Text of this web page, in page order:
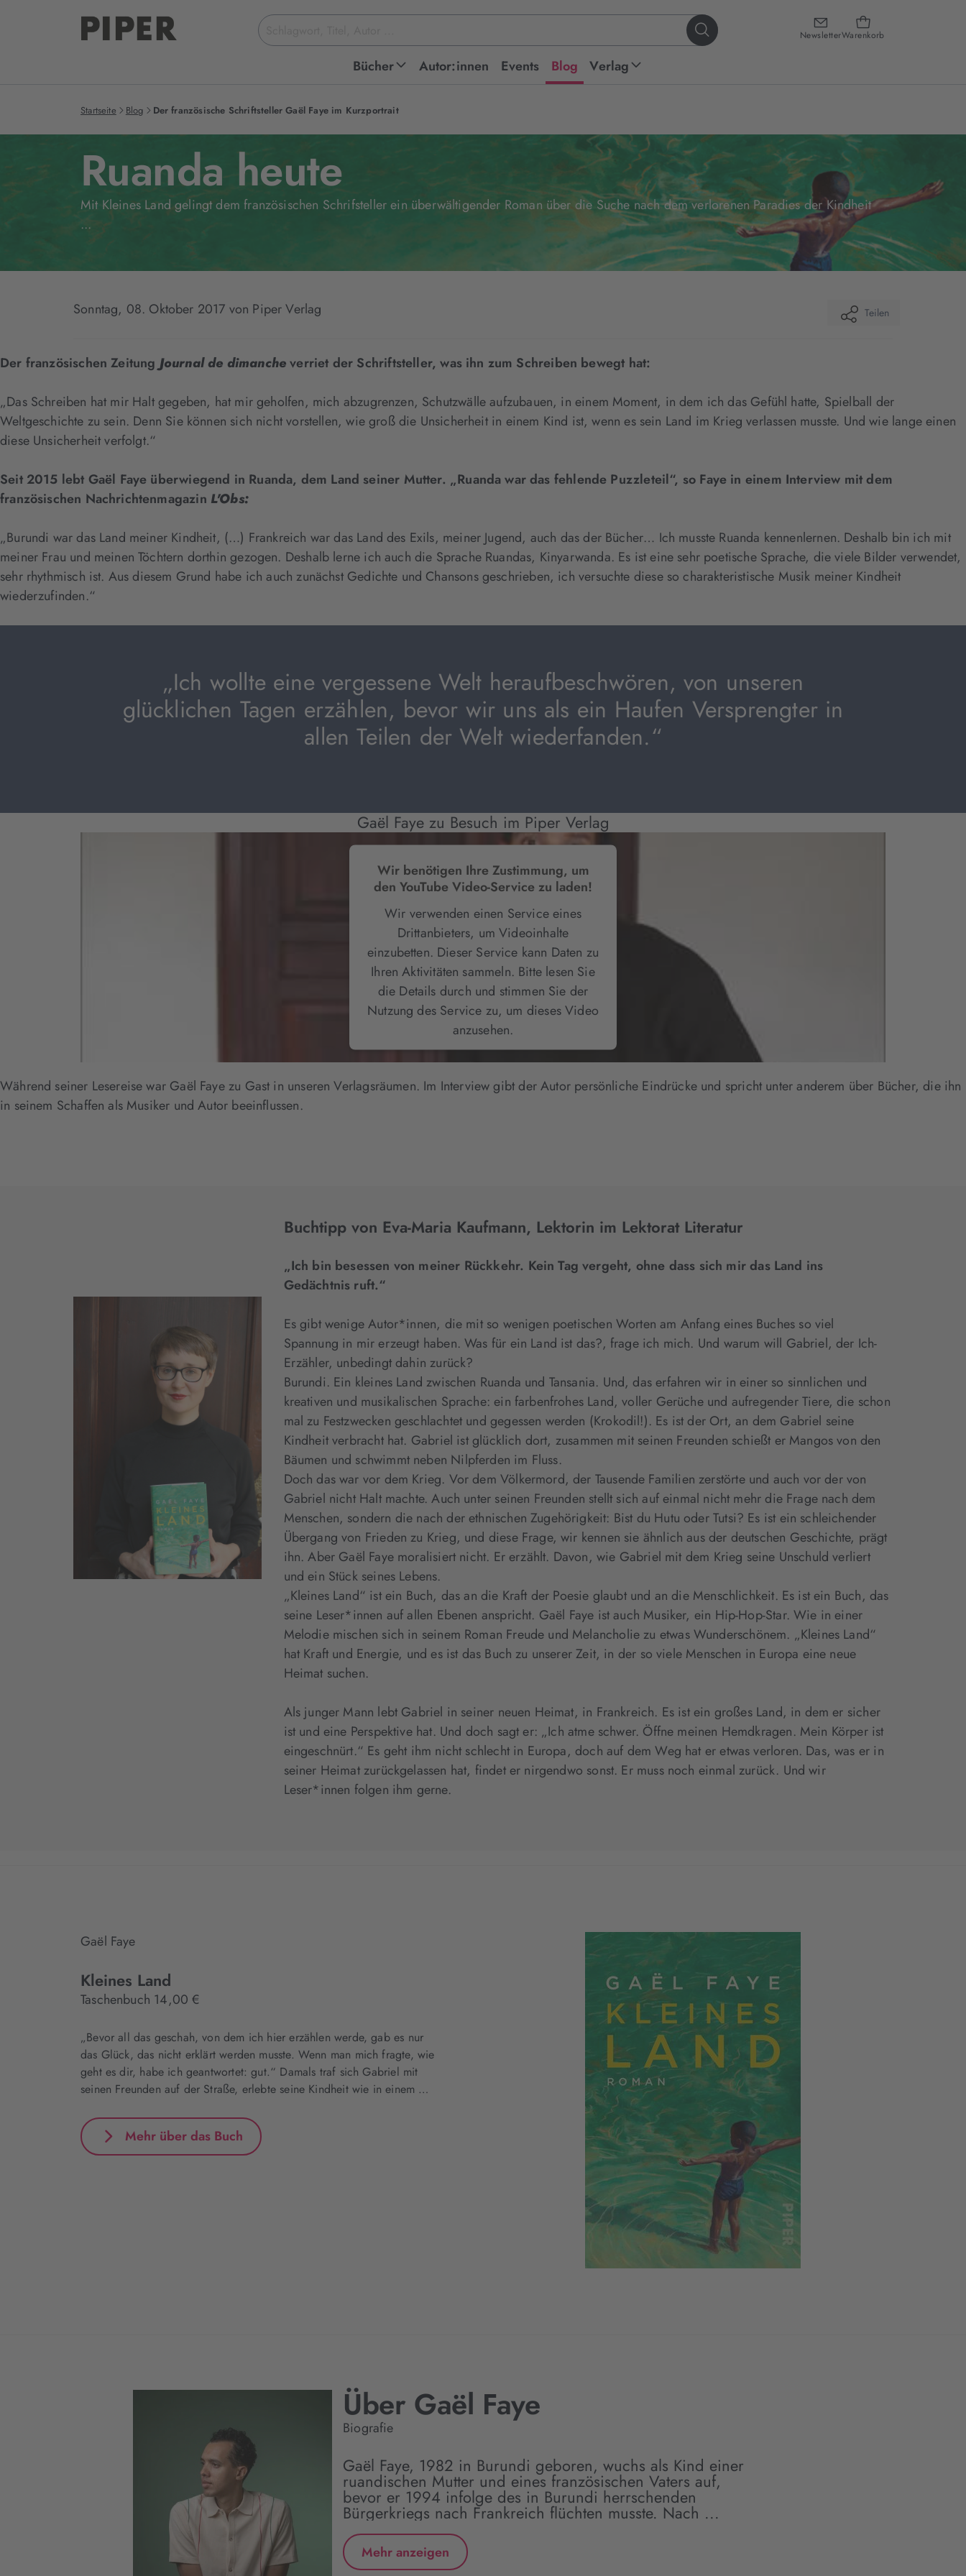
NewsletterWarenkorb
Suchbegriff
eingeben
Bücher Autor:innen Events Blog Verlag
Startseite Blog Der französische Schriftsteller Gaël Faye im Kurzportrait
Ruanda heute
Mit Kleines Land gelingt dem französischen Schrifsteller ein überwältigender Roman über die Suche nach dem verlorenen Paradies der Kindheit
...
Sonntag, 08. Oktober 2017 von Piper Verlag Teilen
Der französischen Zeitung Journal de dimancheverriet der Schriftsteller, was ihn zum Schreiben bewegt hat:
„Das Schreiben hat mir Halt gegeben, hat mir geholfen, mich abzugrenzen, Schutzwälle aufzubauen, in einem Moment, in dem ich das Gefühl hatte, Spielball der
Weltgeschichte zu sein. Denn Sie können sich nicht vorstellen, wie groß die Unsicherheit in einem Kind ist, wenn es sein Land im Krieg verlassen musste. Und wie lange einen
diese Unsicherheit verfolgt.“
Seit 2015 lebt Gaël Faye überwiegend in Ruanda, dem Land seiner Mutter. „Ruanda war das fehlende Puzzleteil“, so Faye in einem Interview mit dem
französischen Nachrichtenmagazin L'Obs:
„Burundi war das Land meiner Kindheit, (…) Frankreich war das Land des Exils, meiner Jugend, auch das der Bücher… Ich musste Ruanda kennenlernen. Deshalb bin ich mit
meiner Frau und meinen Töchtern dorthin gezogen. Deshalb lerne ich auch die Sprache Ruandas, Kinyarwanda. Es ist eine sehr poetische Sprache, die viele Bilder verwendet,
sehr rhythmisch ist. Aus diesem Grund habe ich auch zunächst Gedichte und Chansons geschrieben, ich versuchte diese so charakteristische Musik meiner Kindheit
wiederzufinden.“
„Ich wollte eine vergessene Welt heraufbeschwören, von unseren
glücklichen Tagen erzählen, bevor wir uns als ein Haufen Versprengter in
allen Teilen der Welt wiederfanden.“
Gaël Faye zu Besuch im Piper Verlag
Wir benötigen Ihre Zustimmung, um
den YouTube Video-Service zu laden!
Wir verwenden einen Service eines
Drittanbieters, um Videoinhalte
einzubetten. Dieser Service kann Daten zu
Ihren Aktivitäten sammeln. Bitte lesen Sie
die Details durch und stimmen Sie der
Nutzung des Service zu, um dieses Video
anzusehen.
Mehr Informationen
Während seiner Lesereise war Gaël Faye zu Gast in unseren Verlagsräumen. Im Interview gibt der Autor persönliche Eindrücke und spricht unter anderem über Bücher, die ihn
in seinem Schaffen als Musiker und Autor beeinflussen.
Buchtipp von Eva-Maria Kaufmann, Lektorin im Lektorat Literatur
„Ich bin besessen von meiner Rückkehr. Kein Tag vergeht, ohne dass sich mir das Land ins
Gedächtnis ruft.“
Es gibt wenige Autor*innen, die mit so wenigen poetischen Worten am Anfang eines Buches so viel
Spannung in mir erzeugt haben. Was für ein Land ist das?, frage ich mich. Und warum will Gabriel, der Ich-
Erzähler, unbedingt dahin zurück?
Burundi. Ein kleines Land zwischen Ruanda und Tansania. Und, das erfahren wir in einer so sinnlichen und
kreativen und musikalischen Sprache: ein farbenfrohes Land, voller Gerüche und aufregender Tiere, die schon
mal zu Festzwecken geschlachtet und gegessen werden (Krokodil!). Es ist der Ort, an dem Gabriel seine
Kindheit verbracht hat. Gabriel ist glücklich dort, zusammen mit seinen Freunden schießt er Mangos von den
Bäumen und schwimmt neben Nilpferden im Fluss.
Doch das war vor dem Krieg. Vor dem Völkermord, der Tausende Familien zerstörte und auch vor der von
Gabriel nicht Halt machte. Auch unter seinen Freunden stellt sich auf einmal nicht mehr die Frage nach dem
Menschen, sondern die nach der ethnischen Zugehörigkeit: Bist du Hutu oder Tutsi? Es ist ein schleichender
Übergang von Frieden zu Krieg, und diese Frage, wir kennen sie ähnlich aus der deutschen Geschichte, prägt
ihn. Aber Gaël Faye moralisiert nicht. Er erzählt. Davon, wie Gabriel mit dem Krieg seine Unschuld verliert
und ein Stück seines Lebens.
„Kleines Land“ ist ein Buch, das an die Kraft der Poesie glaubt und an die Menschlichkeit. Es ist ein Buch, das
seine Leser*innen auf allen Ebenen anspricht. Gaël Faye ist auch Musiker, ein Hip-Hop-Star. Wie in einer
Melodie mischen sich in seinem Roman Freude und Melancholie zu etwas Wunderschönem. „Kleines Land“
hat Kraft und Energie, und es ist das Buch zu unserer Zeit, in der so viele Menschen in Europa eine neue
Heimat suchen.
Als junger Mann lebt Gabriel in seiner neuen Heimat, in Frankreich. Es ist ein großes Land, in dem er sicher
ist und eine Perspektive hat. Und doch sagt er: „Ich atme schwer. Öffne meinen Hemdkragen. Mein Körper ist
eingeschnürt.“ Es geht ihm nicht schlecht in Europa, doch auf dem Weg hat er etwas verloren. Das, was er in
seiner Heimat zurückgelassen hat, findet er nirgendwo sonst. Er muss noch einmal zurück. Und wir
Leser*innen folgen ihm gerne.
Gaël Faye
Kleines Land
Taschenbuch 14,00 €
„Bevor all das geschah, von dem ich hier erzählen werde, gab es nur
das Glück, das nicht erklärt werden musste. Wenn man mich fragte, wie
geht es dir, habe ich geantwortet: gut.“ Damals traf sich Gabriel mit
seinen Freunden auf der Straße, erlebte seine Kindheit wie in einem …
Mehr über das Buch
Über Gaël Faye
Biografie
Gaël Faye, 1982 in Burundi geboren, wuchs als Kind einer
ruandischen Mutter und eines französischen Vaters auf,
bevor er 1994 infolge des in Burundi herrschenden
Bürgerkriegs nach Frankreich flüchten musste. Nach ...
Mehr anzeigen